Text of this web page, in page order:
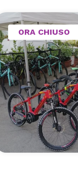
ORA CHIUSO